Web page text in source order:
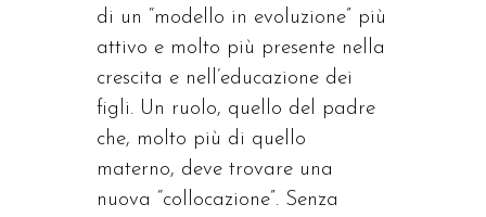
di un “modello in evoluzione” più
attivo e molto più presente nella
crescita e nell’educazione dei
figli. Un ruolo, quello del padre
che, molto più di quello
materno, deve trovare una
nuova “collocazione”. Senza